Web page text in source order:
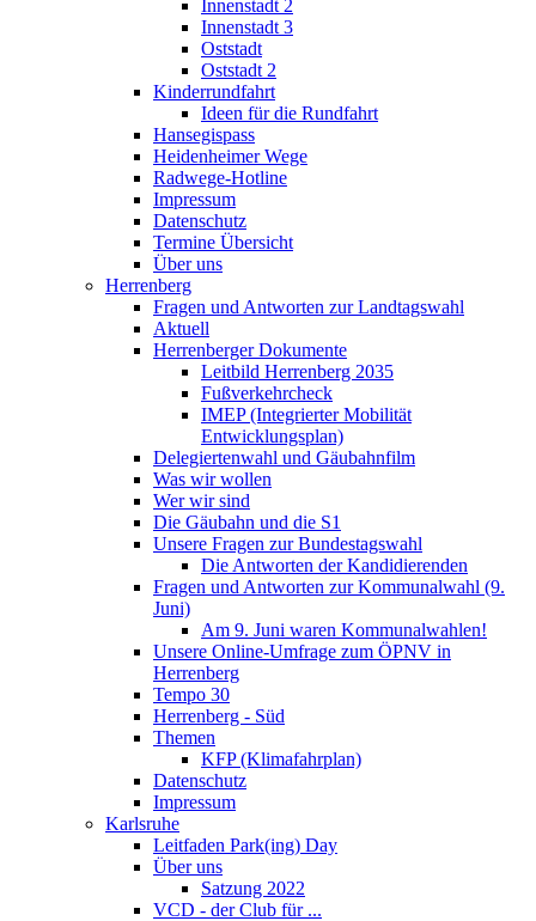
Innenstadt 2
Innenstadt 3
Oststadt
Oststadt 2
Kinderrundfahrt
Ideen für die Rundfahrt
Hansegispass
Heidenheimer Wege
Radwege-Hotline
Impressum
Datenschutz
Termine Übersicht
Über uns
Herrenberg
Fragen und Antworten zur Landtagswahl
Aktuell
Herrenberger Dokumente
Leitbild Herrenberg 2035
Fußverkehrcheck
IMEP (Integrierter Mobilität
Entwicklungsplan)
Delegiertenwahl und Gäubahnfilm
Was wir wollen
Wer wir sind
Die Gäubahn und die S1
Unsere Fragen zur Bundestagswahl
Die Antworten der Kandidierenden
Fragen und Antworten zur Kommunalwahl (9.
Juni)
Am 9. Juni waren Kommunalwahlen!
Unsere Online-Umfrage zum ÖPNV in
Herrenberg
Tempo 30
Herrenberg - Süd
Themen
KFP (Klimafahrplan)
Datenschutz
Impressum
Karlsruhe
Leitfaden Park(ing) Day
Über uns
Satzung 2022
VCD - der Club für ...